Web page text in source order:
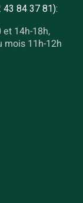
43 84 37 81):
14h-18h,
mois 11h-12h